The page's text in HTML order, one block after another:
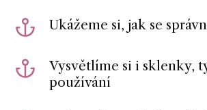
Ukážeme si, jak se
Vysvětlíme si i sklenky,
používání